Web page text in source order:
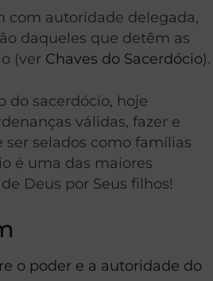
com autoridade delegada,
daqueles que detêm as
(ver Chaves do Sacerdócio).
do sacerdócio, hoje
válidas, fazer e
ser selados como famílias
é uma das maiores
Deus por Seus filhos!
o poder e a autoridade do